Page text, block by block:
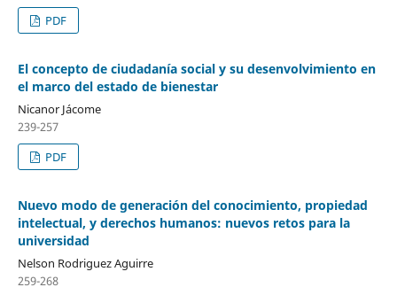
PDF
El concepto de ciudadanía social y su desenvolvimiento en
el marco del estado de bienestar
Nicanor Jácome
239-257
PDF
Nuevo modo de generación del conocimiento, propiedad
intelectual, y derechos humanos: nuevos retos para la
universidad
Nelson Rodriguez Aguirre
259-268